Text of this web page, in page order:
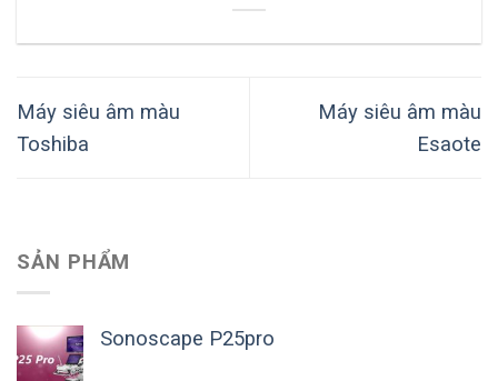
Máy siêu âm màu
Toshiba
Máy siêu âm màu
Esaote
SẢN PHẨM
Sonoscape P25pro